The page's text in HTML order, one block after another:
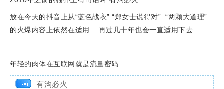
放在今天的抖音上从“蓝色战衣” “郑女士说得对” “两颗大道理”
的火爆内容上依然在适用 . 再过几十年也会一直适用下去.
年轻的肉体在互联网就是流量密码.
有沟必火